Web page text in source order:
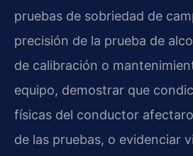
pruebas de sobriedad de
precisión de la prueba de
de calibración o
equipo, demostrar que
físicas del conductor
de las pruebas, o evidenciar